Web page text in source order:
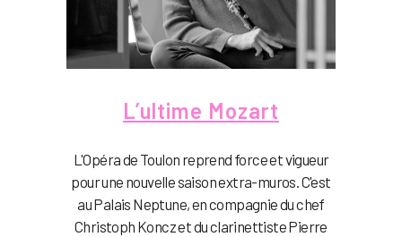
L’ultime Mozart
L'Opéra de Toulon reprend force et vigueur
pour une nouvelle saison extra-muros. C'est
au Palais Neptune, en compagnie du chef
Christoph Koncz et du clarinettiste Pierre